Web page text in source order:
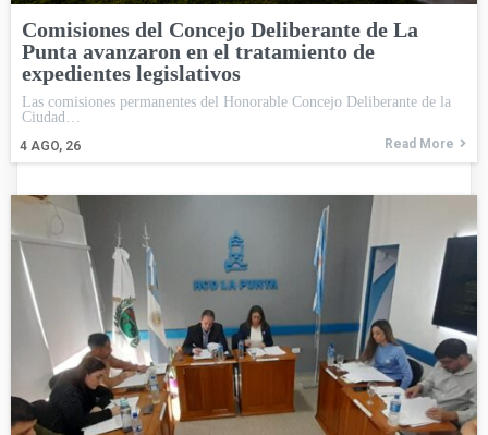
Comisiones del Concejo Deliberante de La
Punta avanzaron en el tratamiento de
expedientes legislativos
4 AGO, 26
Las comisiones permanentes del Honorable Concejo Deliberante de la
Ciudad…
Read More